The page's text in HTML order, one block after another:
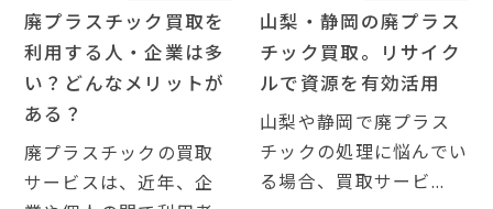
廃プラスチック買取を
利用する人・企業は多
い？どんなメリットが
ある？
廃プラスチックの買取
サービスは、近年、企
山梨・静岡の廃プラス
チック買取。リサイク
ルで資源を有効活用
山梨や静岡で廃プラス
チックの処理に悩んでい
る場合、買取サービ...